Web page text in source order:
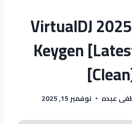
VirtualDJ
Keygen
عبده نوفمبر 15, 2025